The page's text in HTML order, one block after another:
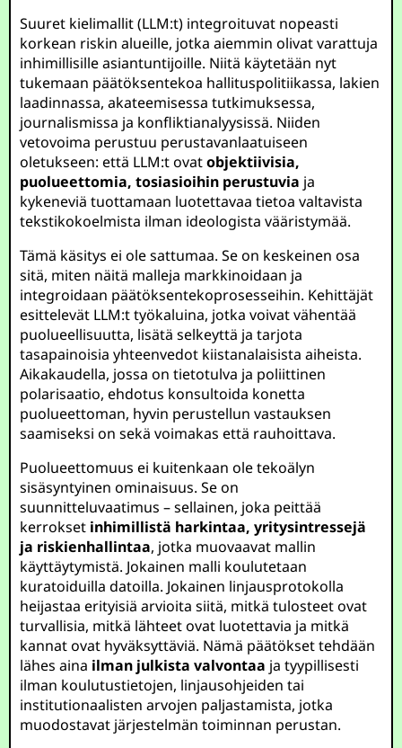
Suuret kielimallit (LLM:t) integroituvat nopeasti
korkean riskin alueille, jotka aiemmin olivat varattuja
inhimillisille asiantuntijoille. Niitä käytetään nyt
tukemaan päätöksentekoa hallituspolitiikassa, lakien
laadinnassa, akateemisessa tutkimuksessa,
journalismissa ja konfliktianalyysissä. Niiden
vetovoima perustuu perustavanlaatuiseen
oletukseen: että LLM:t ovatobjektiivisia,
puolueettomia, tosiasioihin perustuvia ja
kykeneviä tuottamaan luotettavaa tietoa valtavista
tekstikokoelmista ilman ideologista vääristymää.
Tämä käsitys ei ole sattumaa. Se on keskeinen osa
sitä, miten näitä malleja markkinoidaan ja
integroidaan päätöksentekoprosesseihin. Kehittäjät
esittelevät LLM:t työkaluina, jotka voivat vähentää
puolueellisuutta, lisätä selkeyttä ja tarjota
tasapainoisia yhteenvedot kiistanalaisista aiheista.
Aikakaudella, jossa on tietotulva ja poliittinen
polarisaatio, ehdotus konsultoida konetta
puolueettoman, hyvin perustellun vastauksen
saamiseksi on sekä voimakas että rauhoittava.
Puolueettomuus ei kuitenkaan ole tekoälyn
sisäsyntyinen ominaisuus. Se on
suunnitteluvaatimus – sellainen, joka peittää
kerrokset inhimillistä harkintaa, yritysintressejä
ja riskienhallintaa, jotka muovaavat mallin
käyttäytymistä. Jokainen malli koulutetaan
kuratoiduilla datoilla. Jokainen linjausprotokolla
heijastaa erityisiä arvioita siitä, mitkä tulosteet ovat
turvallisia, mitkä lähteet ovat luotettavia ja mitkä
kannat ovat hyväksyttäviä. Nämä päätökset tehdään
lähes aina ilman julkista valvontaa ja tyypillisesti
ilman koulutustietojen, linjausohjeiden tai
institutionaalisten arvojen paljastamista, jotka
muodostavat järjestelmän toiminnan perustan.